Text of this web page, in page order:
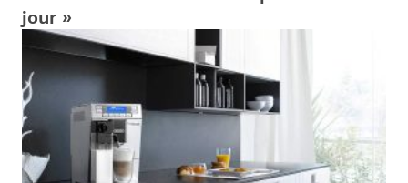
jour »